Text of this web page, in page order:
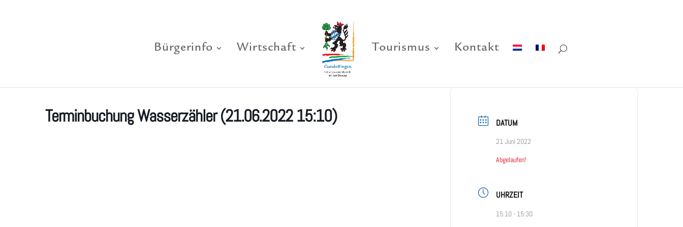
Bürgerinfo Wirtschaft Tourismus Kontakt
Terminbuchung Wasserzähler (21.06.2022 15:10) DATUM
21 Juni 2022
Abgelaufen!
UHRZEIT
15:10 - 15:30